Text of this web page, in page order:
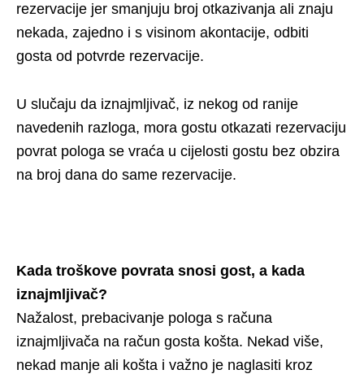
rezervacije jer smanjuju broj otkazivanja ali znaju
nekada, zajedno i s visinom akontacije, odbiti
gosta od potvrde rezervacije.
U slučaju da iznajmljivač, iz nekog od ranije
navedenih razloga, mora gostu otkazati rezervaciju
povrat pologa se vraća u cijelosti gostu bez obzira
na broj dana do same rezervacije.
Kada troškove povrata snosi gost, a kada
iznajmljivač?
Nažalost, prebacivanje pologa s računa
iznajmljivača na račun gosta košta. Nekad više,
nekad manje ali košta i važno je naglasiti kroz